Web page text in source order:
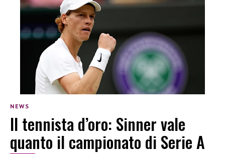
NEWS
Il tennista d’oro: Sinner vale
quanto il campionato di Serie A